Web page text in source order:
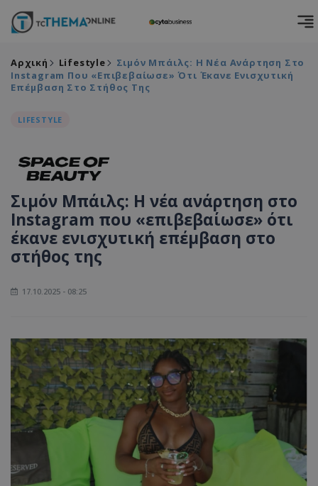
Αρχική Lifestyle
Σιμόν Μπάιλς: Η Νέα Ανάρτηση Στο
Instagram Που «επιβεβαίωσε» Ότι Έκανε Ενισχυτική
Επέμβαση Στο Στήθος Της
LIFESTYLE
Σιμόν Μπάιλς: Η νέα ανάρτηση στο
Instagram που «επιβεβαίωσε» ότι
έκανε ενισχυτική επέμβαση στο
στήθος της
17.10.2025 - 08:25